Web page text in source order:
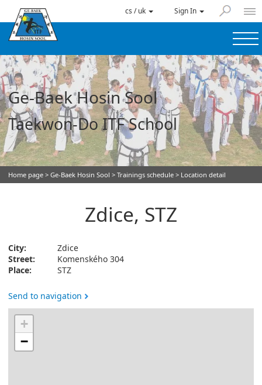
cs / uk Sign In
Ge-Baek Hosin Sool
Taekwon-Do ITF School
Home page > Ge-Baek Hosin Sool > Trainings schedule > Location detail
Zdice, STZ
City:
Zdice
Street:
Komenského 304
Place:
STZ
Send to navigation
+
−